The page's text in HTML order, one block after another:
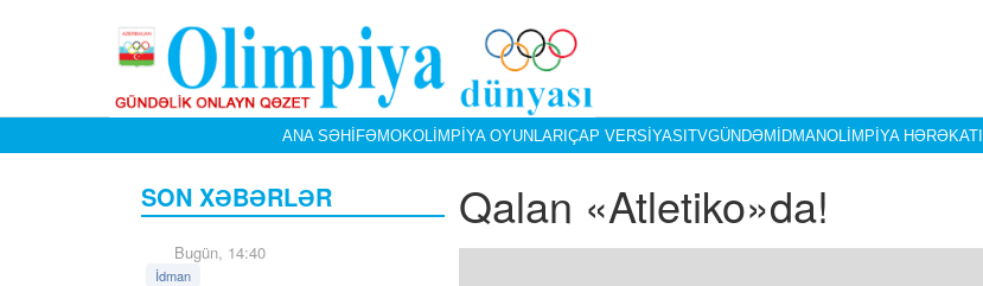
ANA SƏHIFƏMOKOLIMPIYA OYUNLARIÇAP VERSIYASITVGÜNDƏMİDMANOLIMPIYA HƏRƏKATI
SON XƏBƏRLƏR
Bugün, 14:40
İdman
Qalan «Atletiko»da!